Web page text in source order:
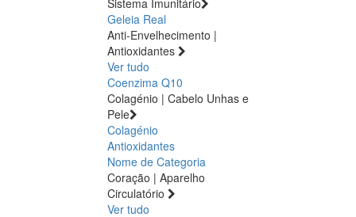
Geleia Real
Anti-Envelhecimento |
Antioxidantes
Ver tudo
Coenzima Q10
Colagénio | Cabelo Unhas e
Pele
Colagénio
Antioxidantes
Nome de Categoria
Coração | Aparelho
Circulatório
Ver tudo